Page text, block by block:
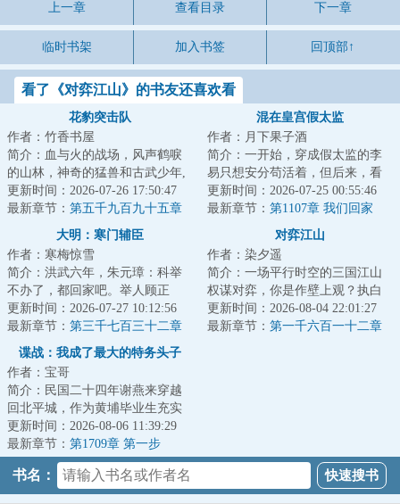
上一章 查看目录 下一章
临时书架 加入书签 回顶部↑
看了《对弈江山》的书友还喜欢看
花豹突击队
作者：竹香书屋
简介：血与火的战场，风声鹤唳
的山林，神奇的猛兽和古武少年,
这是一支有着铮铮铁骨的特种部
队，这是一群...
更新时间：2026-07-26 17:50:47
最新章节： 第五千九百九十五章
混在皇宫假太监
作者：月下果子酒
简介：一开始，穿成假太监的李
易只想安分苟活着，但后来，看
着高贵雍容的皇后，李易心思变
了。“江山你坐...
更新时间：2026-07-25 00:55:46
最新章节： 第1107章 我们回家
大明：寒门辅臣
作者：寒梅惊雪
简介：洪武六年，朱元璋：科举
不办了，都回家吧。举人顾正
臣：这路都走了，钱都借了，房
租都付了，你说不...
更新时间：2026-07-27 10:12:56
最新章节： 第三千七百三十二章
李成桂的屈从
对弈江山
作者：染夕遥
简介：一场平行时空的三国江山
权谋对弈，你是作壁上观？执白
子？抑或执黑子？...
更新时间：2026-08-04 22:01:27
最新章节： 第一千六百一十二章
谍战：我成了最大的特务头子
作者：宝哥
简介：民国二十四年谢燕来穿越
回北平城，作为黄埔毕业生充实
北平分站，半个月粉碎特高课石
川少佐收买北平...
更新时间：2026-08-06 11:39:29
最新章节： 第1709章 第一步
书名：